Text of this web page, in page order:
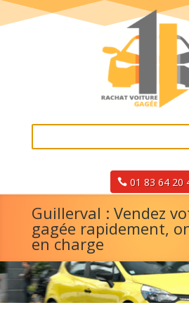
01 83 64 20
Guillerval : Vendez
gagée rapidement,
en charge